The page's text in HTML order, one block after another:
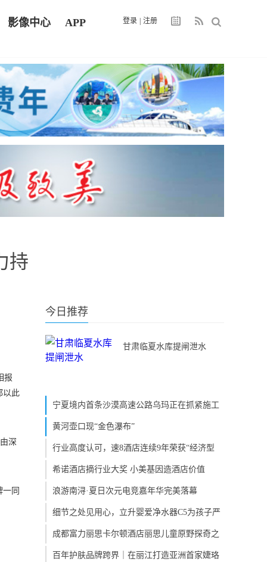
登录 注册
影像中心 APP
持
报
以此
深
同
今日推荐
甘肃临夏水库提闸泄水
宁夏境内首条沙漠高速公路乌玛正在抓紧施工
黄河壶口现“金色瀑布”
行业高度认可，速8酒店连续9年荣获“经济型
希诺酒店摘行业大奖 小美基因造酒店价值
浪游南浔·夏日次元电竞嘉年华完美落幕
细节之处见用心，立升婴爱净水器C5为孩子严
成都富力丽思卡尔顿酒店丽思儿童原野探奇之
百年护肤品牌跨界｜在丽江打造亚洲首家婕珞